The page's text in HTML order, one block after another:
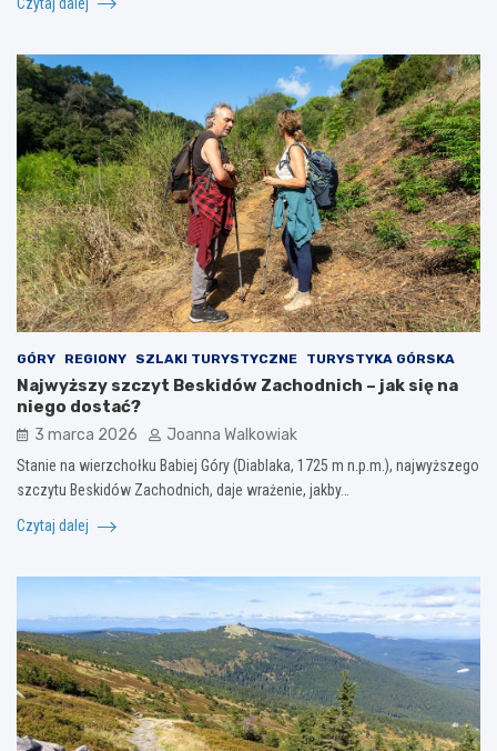
GÓRY REGIONY SZLAKI TURYSTYCZNE TURYSTYKA GÓRSKA
Najwyższy szczyt Beskidów Zachodnich – jak się na
niego dostać?
3 marca 2026 Joanna Walkowiak
Stanie na wierzchołku Babiej Góry (Diablaka, 1725 m n.p.m.), najwyższego
szczytu Beskidów Zachodnich, daje wrażenie, jakby…
Czytaj dalej